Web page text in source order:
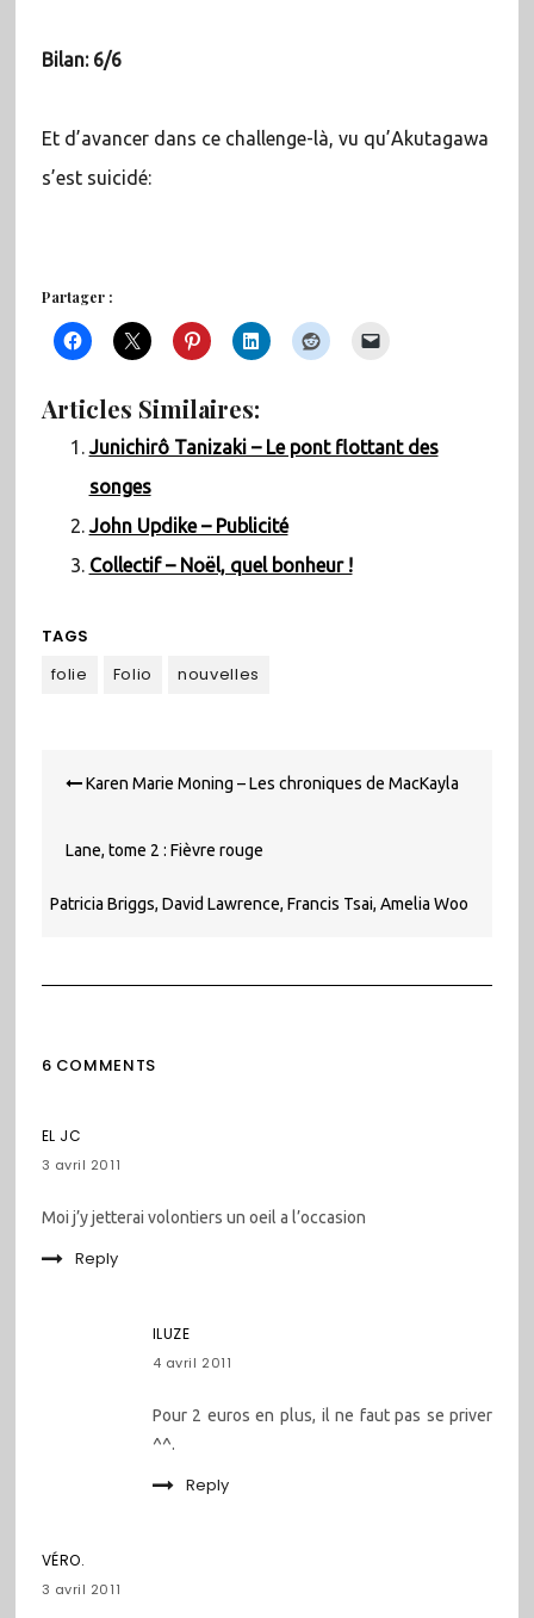
Bilan: 6/6
Et d’avancer dans ce challenge-là, vu qu’Akutagawa
s’est suicidé:
Partager :
Articles Similaires:
Junichirô Tanizaki – Le pont flottant des
songes
John Updike – Publicité
Collectif – Noël, quel bonheur !
TAGS
folie
Folio nouvelles
de Karen Marie Moning – Les chroniques de MacKayla
Lane, tome 2 : Fièvre rouge
Patricia Briggs, David Lawrence, Francis Tsai, Amelia Woo
6 COMMENTS
EL JC
3 avril 2011
Moi j’y jetterai volontiers un oeil a l’occasion
Reply
ILUZE
4 avril 2011
Pour 2 euros en plus, il ne faut pas se priver
^^.
Reply
VÉRO.
3 avril 2011